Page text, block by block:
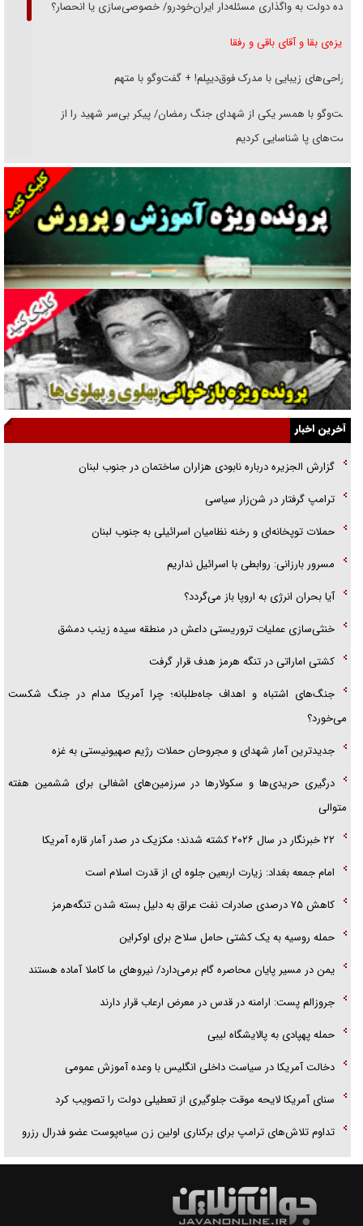
دنده دولت به واگذاری مسئله‌دار ایران‌خودرو/ خصوصی‌سازی یا انحصار؟
غریزه‌ی بقا و آقای باقی و رفقا
جراحی‌های زیبایی با مدرک فوق‌دیپلم! + گفت‌وگو با متهم
گفت‌وگو با همسر یکی از شهدای جنگ رمضان/ پیکر بی‌سر شهید را از
انگشت‌های پا شناسایی کردیم
نسلی که آنلاین الگو می‌گیرد
گفت‌وگو با آیت‌الله جاودان/ جفای مخالفان مکانت معنوی رهبر شهید را
ارتقا می‌داد
راننده مست به قانون می‌خندد
همه آقای دوربینی شده‌ایم!
قصه ناتمام سرویس مدارس
آیا مقاومت فلسطین خلع‌سلاح می‌شود؟
الگوی وحدت‌آفرین در ادراک سیاست خارجی
گفتگوی دکتر اخوان مدیرمسئول روزنامه جوان با برنامه تلویزیونی «نبرد
هرمز»
امام حسین (ع) کشته سیرت‌های عصر جاهلی شد
فریاد‌ها و ناله‌های دوستان مبارزدلم را آتش می‌زد
آخرین اخبار
گزارش الجزیره درباره نابودی هزاران ساختمان در جنوب لبنان
ترامپ گرفتار در شن‌زار سیاسی
حملات توپخانه‌ای و رخنه نظامیان اسرائیلی به جنوب لبنان
مسرور بارزانی: روابطی با اسرائیل نداریم
آیا بحران انرژی به اروپا باز می‌گردد؟
خنثی‌سازی عملیات تروریستی داعش در منطقه سیده زینب دمشق
کشتی اماراتی در تنگه هرمز هدف قرار گرفت
جنگ‌های اشتباه و اهداف جاه‌طلبانه؛ چرا آمریکا مدام در جنگ شکست
می‌خورد؟
جدیدترین آمار شهدای و مجروحان حملات رژیم صهیونیستی به غزه
درگیری حریدی‌ها و سکولارها در سرزمین‌های اشغالی برای ششمین هفته
متوالی
۲۲ خبرنگار در سال ۲۰۲۶ کشته شدند؛ مکزیک در صدر آمار قاره آمریکا
امام جمعه بغداد: زیارت اربعین جلوه ای از قدرت اسلام است
کاهش ۷۵ درصدی صادرات نفت عراق به دلیل بسته شدن تنگه‌هرمز
حمله روسیه به یک کشتی حامل سلاح برای اوکراین
یمن در مسیر پایان محاصره گام برمی‌دارد/ نیرو‌های ما کاملا آماده هستند
جروزالم پست: ارامنه در قدس در معرض ارعاب قرار دارند
حمله پهپادی به پالایشگاه لیبی
دخالت آمریکا در سیاست داخلی انگلیس با وعده آموزش عمومی
سنای آمریکا لایحه موقت جلوگیری از تعطیلی دولت را تصویب کرد
تداوم تلاش‌های ترامپ برای برکناری اولین زن سیاه‌پوست عضو فدرال رزرو